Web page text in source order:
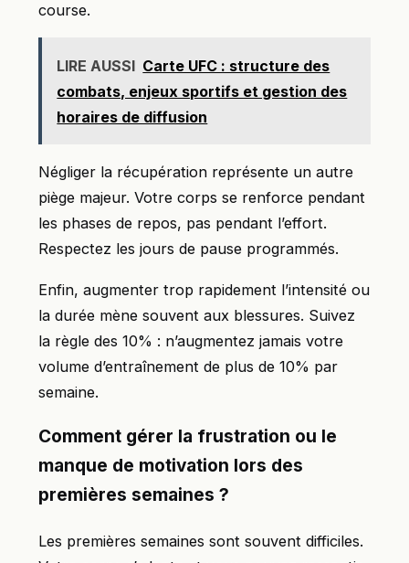
course.
LIRE AUSSI Carte UFC : structure des
combats, enjeux sportifs et gestion des
horaires de diffusion
Négliger la récupération représente un autre
piège majeur. Votre corps se renforce pendant
les phases de repos, pas pendant l’effort.
Respectez les jours de pause programmés.
Enfin, augmenter trop rapidement l’intensité ou
la durée mène souvent aux blessures. Suivez
la règle des 10% : n’augmentez jamais votre
volume d’entraînement de plus de 10% par
semaine.
Comment gérer la frustration ou le
manque de motivation lors des
premières semaines ?
Les premières semaines sont souvent difficiles.